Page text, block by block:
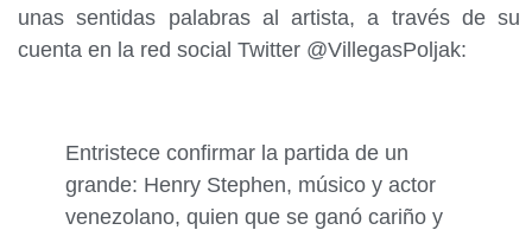
unas sentidas palabras al artista, a través de su
cuenta en la red social Twitter @VillegasPoljak:
Entristece confirmar la partida de un
grande: Henry Stephen, músico y actor
venezolano, quien que se ganó cariño y